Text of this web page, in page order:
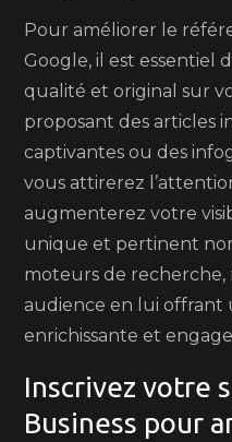
Pour améliorer le
Google, il est essentiel
qualité et original sur
proposant des articles
captivantes ou des
vous attirerez
augmenterez votre
unique et pertinent
moteurs de recherche,
audience en lui offrant
enrichissante et
Inscrivez votre
Business pour